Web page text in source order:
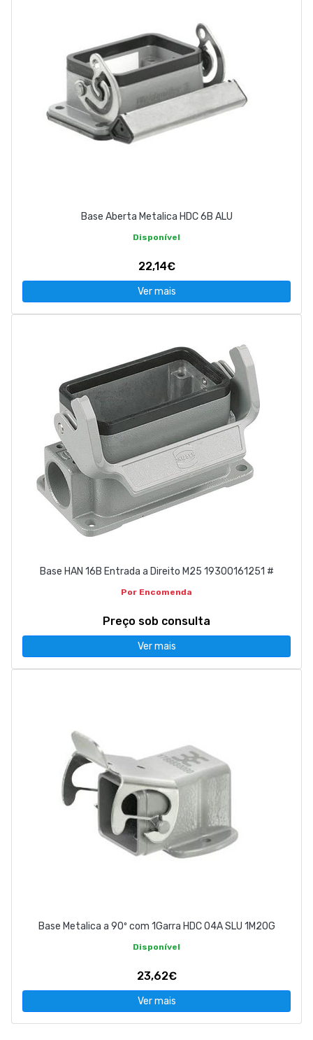
Base Aberta Metalica HDC 6B ALU
Disponível
22,14€
Ver mais
Base HAN 16B Entrada a Direito M25 19300161251 #
Por Encomenda
Preço sob consulta
Ver mais
Base Metalica a 90º com 1Garra HDC 04A SLU 1M20G
Disponível
23,62€
Ver mais